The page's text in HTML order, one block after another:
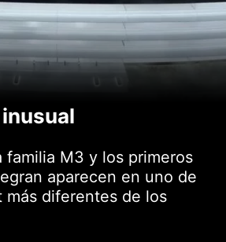
familia M3 y los primeros
aparecen en uno de
más diferentes de los